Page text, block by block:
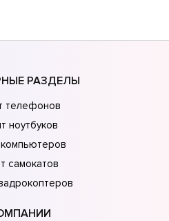
РАЗДЕЛЫ
телефонов
ноутбуков
самокатов